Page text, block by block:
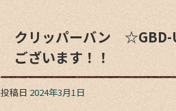
クリッパーバン
ございます！！
投稿日 2024年3月1日